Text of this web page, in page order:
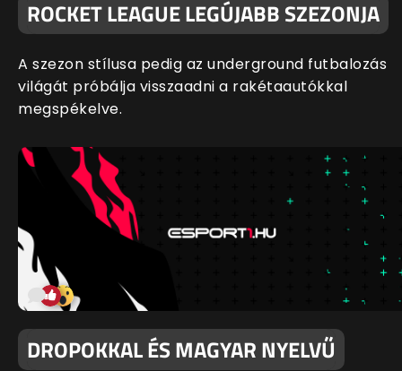
ROCKET LEAGUE LEGÚJABB SZEZONJA
A szezon stílusa pedig az underground futbalozás
világát próbálja visszaadni a rakétaautókkal
megspékelve.
DROPOKKAL ÉS MAGYAR NYELVŰ